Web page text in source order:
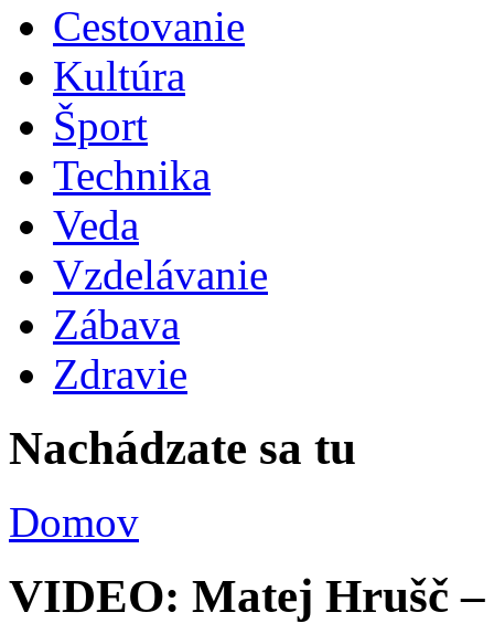
Cestovanie
Kultúra
Šport
Technika
Veda
Vzdelávanie
Zábava
Zdravie
Nachádzate sa tu
Domov
VIDEO: Matej Hrušč –